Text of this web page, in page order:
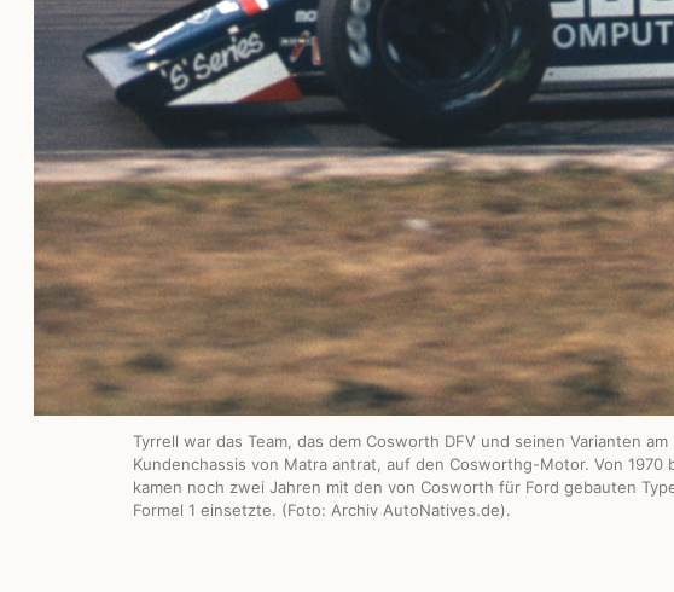
Tyrrell war das Team, das dem Cosworth DFV und seinen Varianten
Kundenchassis von Matra antrat, auf den Cosworthg-Motor. Von
kamen noch zwei Jahren mit den von Cosworth für Ford gebauten
Formel 1 einsetzte. (Foto: Archiv AutoNatives.de).